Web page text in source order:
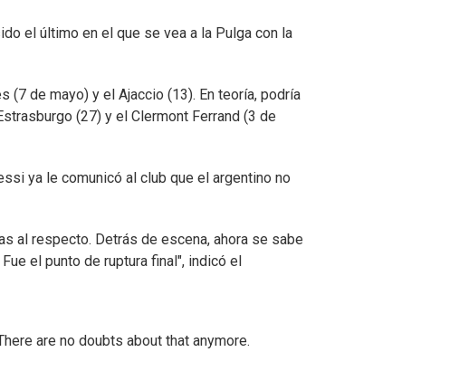
el último en el que se vea a la Pulga con la
(7 de mayo) y el Ajaccio (13). En teoría, podría
(27) y el Clermont Ferrand (3 de
ya le comunicó al club que el argentino no
al respecto. Detrás de escena, ahora se sabe
el punto de ruptura final", indicó el
are no doubts about that anymore.